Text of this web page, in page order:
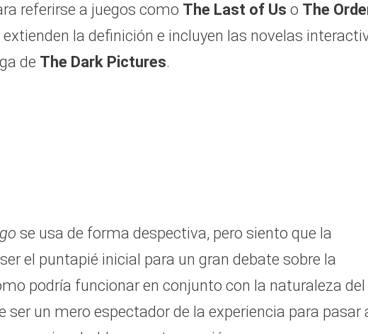
referirse a juegos como The Last of Us o The
la definición e incluyen las novelas
de The Dark Pictures.
se usa de forma despectiva, pero siento que la
el puntapié inicial para un gran debate sobre la
podría funcionar en conjunto con la naturaleza del
ser un mero espectador de la experiencia para pasar